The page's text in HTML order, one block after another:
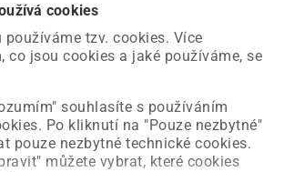
cookies
používáme tzv. cookies. Více
co jsou cookies a jaké používáme, se
souhlasíte s používáním
Po kliknutí na "Pouze nezbytné"
pouze nezbytné technické cookies.
můžete vybrat, které cookies
na naší straně a už ji opravujeme.
znovu načíst požadovanou stránku.
stránku Úvodní strana